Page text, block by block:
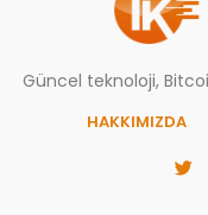
Güncel teknoloji,
HAKKIMIZDA